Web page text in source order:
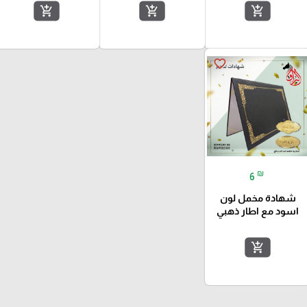
add_shopping_cart
add_shopping_cart
add_shopping_cart
favorite_border
6 ₪
شهادة مخمل لون
اسود مع اطار ذهبي
add_shopping_cart